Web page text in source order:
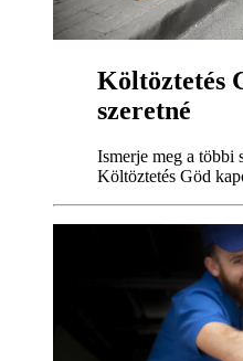
Költöztetés
szeretné
Ismerje meg a többi
Költöztetés Göd